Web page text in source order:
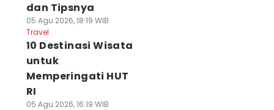
dan Tipsnya
05 Agu 2026, 18:19 WIB
Travel
10 Destinasi Wisata
untuk
Memperingati HUT
RI
05 Agu 2026, 16:19 WIB